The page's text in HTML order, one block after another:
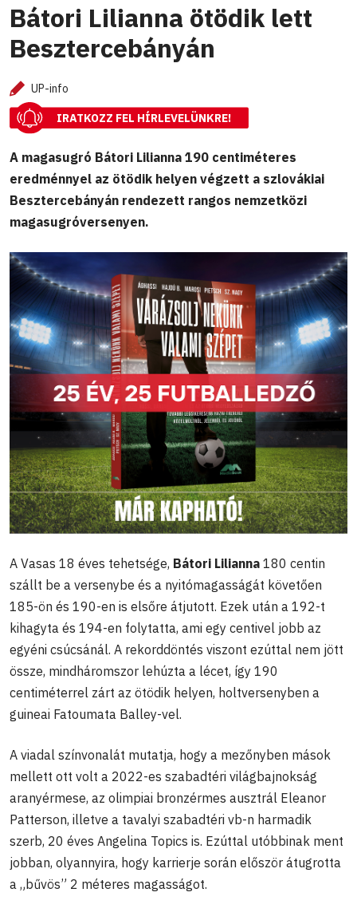
Bátori Lilianna ötödik lett
Besztercebányán
UP-info
IRATKOZZ FEL HÍRLEVELÜNKRE!
A magasugró Bátori Lilianna 190 centiméteres
eredménnyel az ötödik helyen végzett a szlovákiai
Besztercebányán rendezett rangos nemzetközi
magasugróversenyen.
A Vasas 18 éves tehetsége, Bátori Lilianna 180 centin
szállt be a versenybe és a nyitómagasságát követően
185-ön és 190-en is elsőre átjutott. Ezek után a 192-t
kihagyta és 194-en folytatta, ami egy centivel jobb az
egyéni csúcsánál. A rekorddöntés viszont ezúttal nem jött
össze, mindháromszor lehúzta a lécet, így 190
centiméterrel zárt az ötödik helyen, holtversenyben a
guineai Fatoumata Balley-vel.
A viadal színvonalát mutatja, hogy a mezőnyben mások
mellett ott volt a 2022-es szabadtéri világbajnokság
aranyérmese, az olimpiai bronzérmes ausztrál Eleanor
Patterson, illetve a tavalyi szabadtéri vb-n harmadik
szerb, 20 éves Angelina Topics is. Ezúttal utóbbinak ment
jobban, olyannyira, hogy karrierje során először átugrotta
a „bűvös” 2 méteres magasságot.